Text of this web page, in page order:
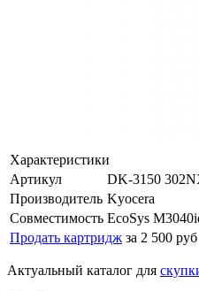
Характеристики
Артикул
DK-3150
Производитель Kyocera
Совместимость EcoSys
Продать картридж за 2 500 руб
Актуальный каталог для